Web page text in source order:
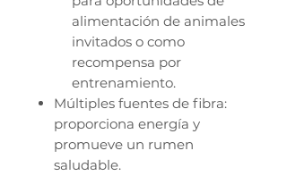
alimentación de animales
invitados o como
recompensa por
entrenamiento.
Múltiples fuentes de fibra:
proporciona energía y
promueve un rumen
saludable.